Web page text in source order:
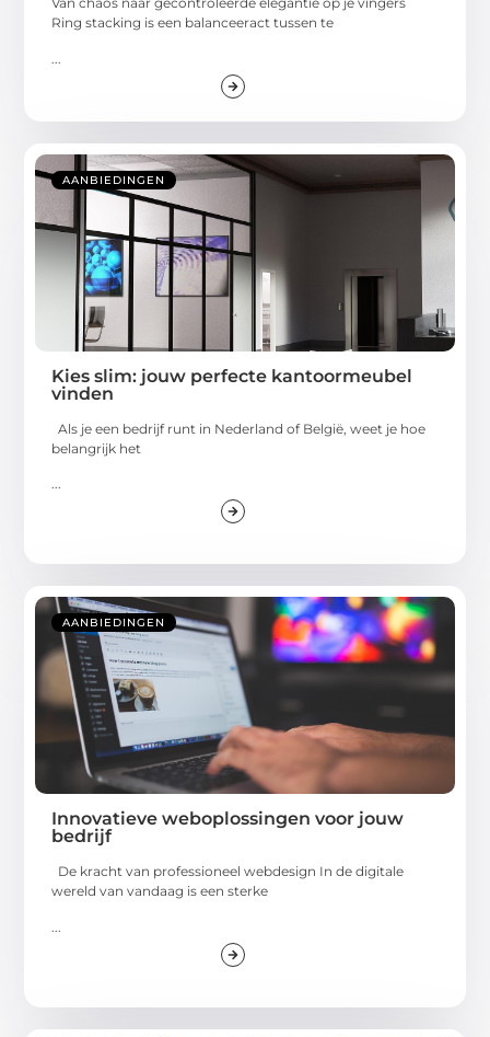
Ring stacking is een balanceeract tussen te
AANBIEDINGEN
Kies slim: jouw perfecte kantoormeubel
vinden
Als je een bedrijf runt in Nederland of België, weet je hoe
belangrijk het
...
AANBIEDINGEN
Innovatieve weboplossingen voor jouw
bedrijf
De kracht van professioneel webdesign In de digitale
wereld van vandaag is een sterke